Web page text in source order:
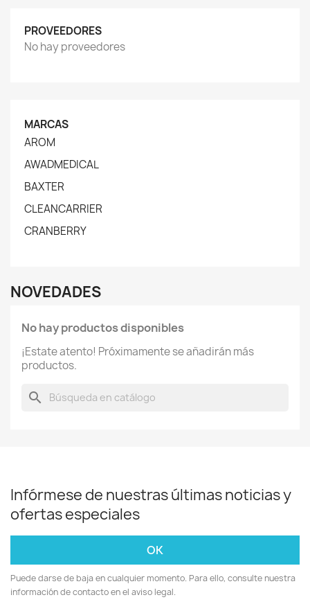
PROVEEDORES
No hay proveedores
MARCAS
AROM
AWADMEDICAL
BAXTER
CLEANCARRIER
CRANBERRY
NOVEDADES
No hay productos disponibles
¡Estate atento! Próximamente se añadirán más
productos.
search
Infórmese de nuestras últimas noticias y
ofertas especiales
Puede darse de baja en cualquier momento. Para ello, consulte nuestra
información de contacto en el aviso legal.